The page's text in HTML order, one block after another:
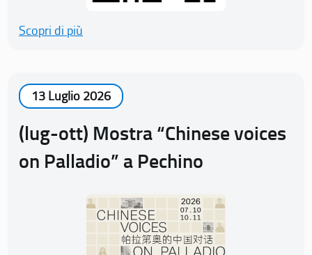
Scopri di più
13 Luglio 2026
(lug-ott) Mostra “Chinese voices
on Palladio” a Pechino